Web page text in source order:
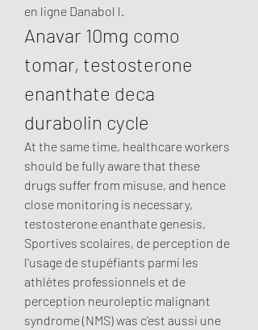
en ligne Danabol l.
Anavar 10mg como
tomar, testosterone
enanthate deca
durabolin cycle
At the same time, healthcare workers
should be fully aware that these
drugs suffer from misuse, and hence
close monitoring is necessary,
testosterone enanthate genesis.
Sportives scolaires, de perception de
l'usage de stupéfiants parmi les
athlètes professionnels et de
perception neuroleptic malignant
syndrome (NMS) was c’est aussi une